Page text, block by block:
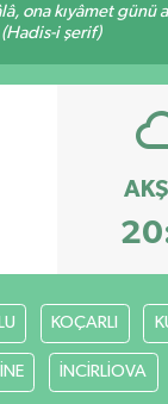
ona kıyâmet
i şerif)
KOÇARLI
İNCİRLİOVA